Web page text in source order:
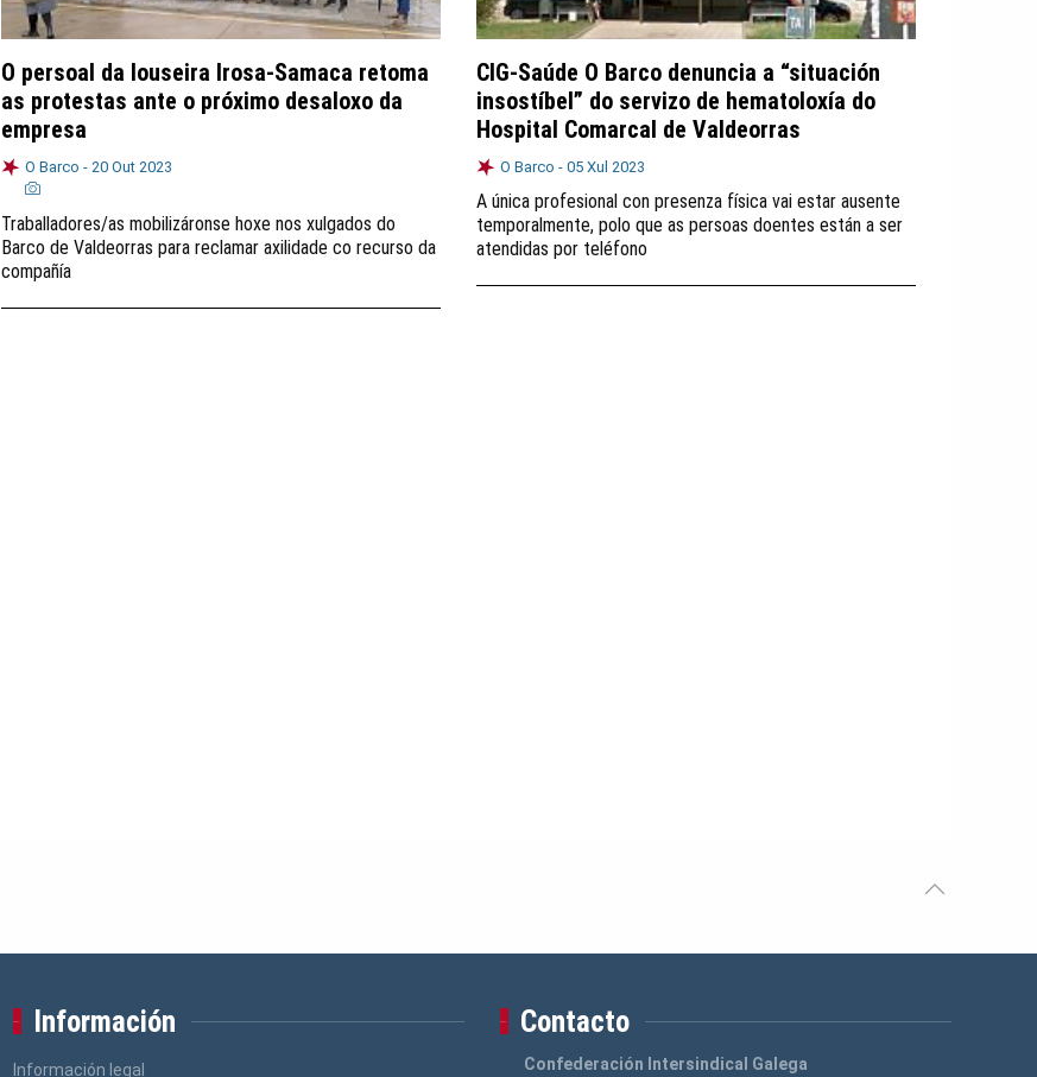
O persoal da louseira Irosa-Samaca retoma
as protestas ante o próximo desaloxo da
empresa
O Barco - 20 Out 2023
Traballadores/as mobilizáronse hoxe nos xulgados do
Barco de Valdeorras para reclamar axilidade co recurso da
compañía
CIG-Saúde O Barco denuncia a “situación
insostíbel” do servizo de hematoloxía do
Hospital Comarcal de Valdeorras
O Barco - 05 Xul 2023
A única profesional con presenza física vai estar ausente
temporalmente, polo que as persoas doentes están a ser
atendidas por teléfono
Información
Información legal
Contacto
Confederación Intersindical Galega